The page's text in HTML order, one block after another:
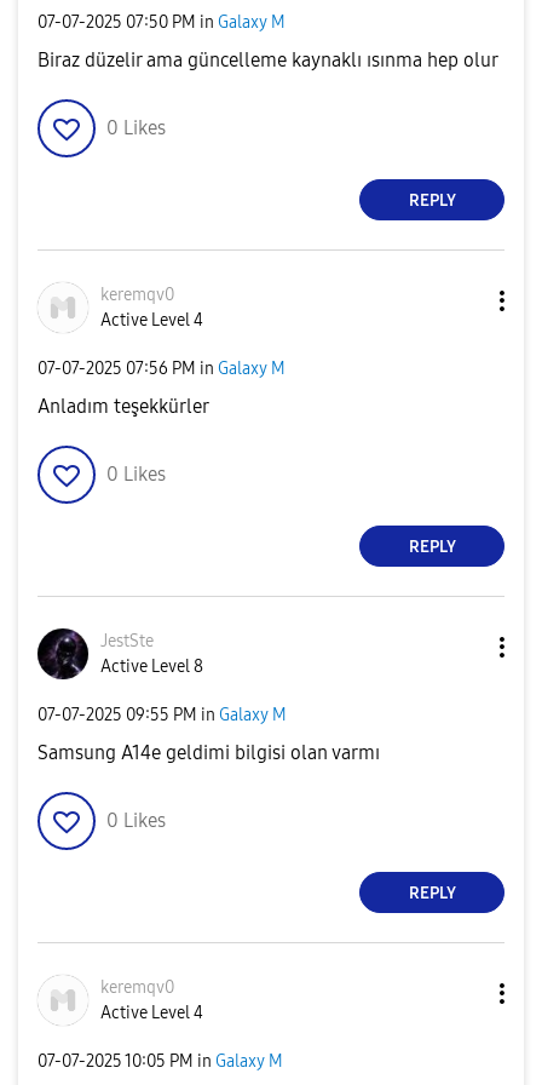
‎07-07-2025 07:50 PM in Galaxy M
Biraz düzelir ama güncelleme kaynaklı ısınma hep olur
0 Likes
REPLY
keremqv0
Active Level 4
‎07-07-2025 07:56 PM in Galaxy M
Anladım teşekkürler
0 Likes
REPLY
JestSte
Active Level 8
‎07-07-2025 09:55 PM in Galaxy M
Samsung A14e geldimi bilgisi olan varmı
0 Likes
REPLY
keremqv0
Active Level 4
‎07-07-202510:05 PM in Galaxy M